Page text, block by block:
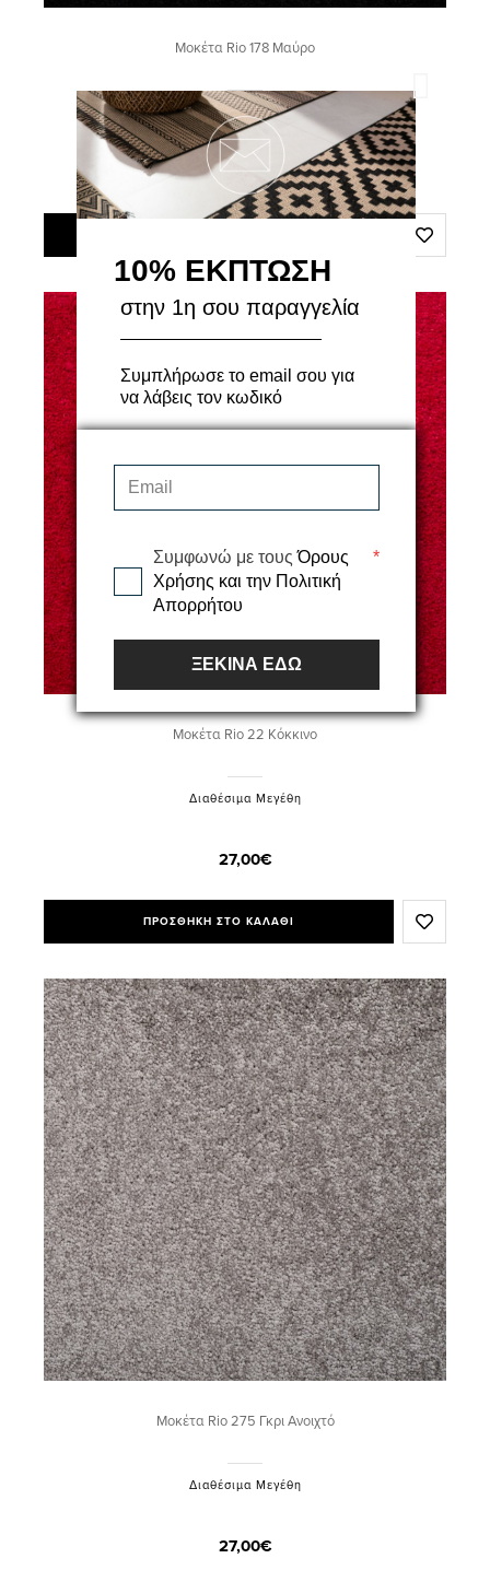
Μοκέτα Rio 178 Μαύρο
Διαθέσιμα Μεγέθη
27,00€
Μοκέτα Rio 22 Κόκκινο
Διαθέσιμα Μεγέθη
27,00€
ΠΡΟΣΘΗΚΗ ΣΤΟ ΚΑΛΑΘΙ
Μοκέτα Rio 275 Γκρι Ανοιχτό
Διαθέσιμα Μεγέθη
27,00€
10% ΕΚΠΤΩΣΗ
στην 1η σου παραγγελία
Συμπλήρωσε το email σου για
να λάβεις τον κωδικό
Συμφωνώ με τουςΌρους
Χρήσης και την Πολιτική
Απορρήτου
*
ΞΕΚΙΝΑ ΕΔΩ